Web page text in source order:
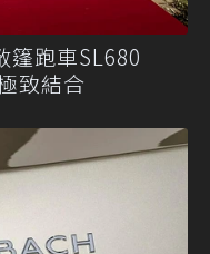
跑車SL680
致結合